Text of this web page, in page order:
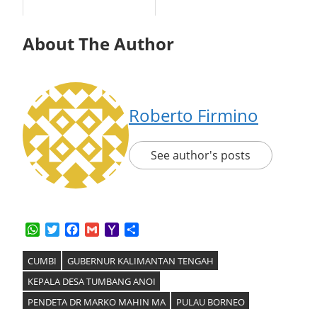
About The Author
Roberto Firmino
See author's posts
WhatsApp
TwitterFacebook
GmailYahoo
CUMBI
GUBERNUR KALIMANTAN TENGAH
KEPALA DESA TUMBANG ANOI
PENDETA DR MARKO MAHIN MA
PULAU BORNEO